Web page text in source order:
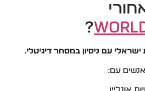
?
עם ניסיון במסחר דיגיטלי.
עם: